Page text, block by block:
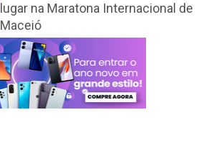
lugar na Maratona Internacional de
Maceió